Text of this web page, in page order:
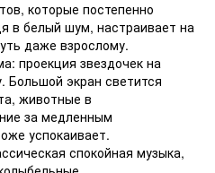
которые постепенно
в белый шум, настраивает на
даже взрослому.
проекция звездочек на
Большой экран светится
животные в
за медленным
успокаивает.
спокойная музыка,